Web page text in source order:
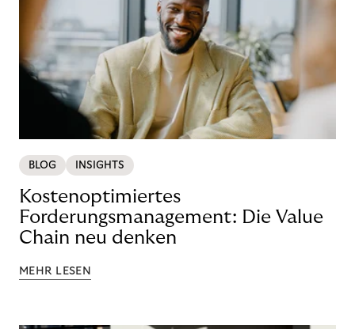
BLOG INSIGHTS
Kostenoptimiertes
Forderungsmanagement: Die Value
Chain neu denken
MEHR LESEN